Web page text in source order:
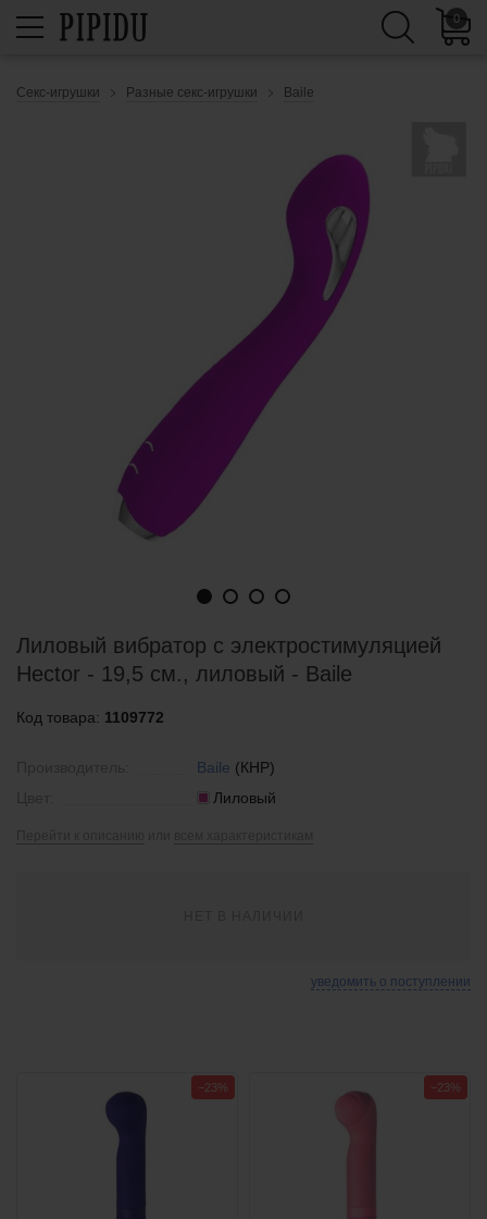
0
Секс-игрушки Разные секс-игрушки Baile
Лиловый вибратор с электростимуляцией
Hector - 19,5 см., лиловый - Baile
Код товара: 1109772
Baile (КНР)
Лиловый
уведомить о поступлении
−23% −23%